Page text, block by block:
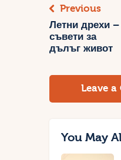
Previous
Летни дрехи –
съвети за
дълъг живот
Leave
You May